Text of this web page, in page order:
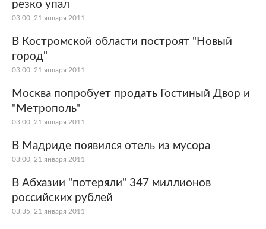
резко упал
03:00, 21 января 2011
В Костромской области построят "Новый
город"
03:00, 21 января 2011
Москва попробует продать Гостиный Двор и
"Метрополь"
03:00, 21 января 2011
В Мадриде появился отель из мусора
03:00, 21 января 2011
В Абхазии "потеряли" 347 миллионов
российских рублей
03:35, 21 января 2011